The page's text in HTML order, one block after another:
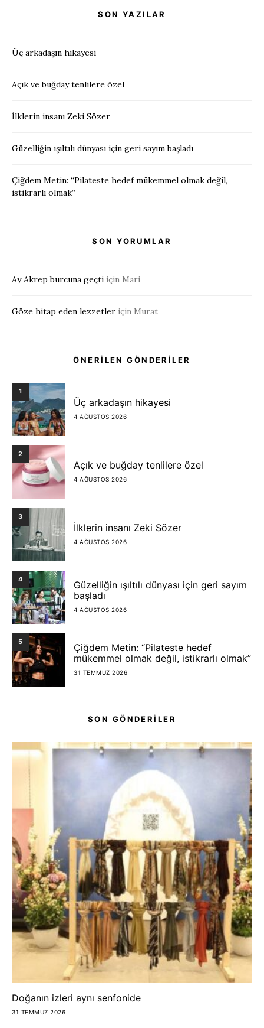
SON YAZILAR
Üç arkadaşın hikayesi
Açık ve buğday tenlilere özel
İlklerin insanı Zeki Sözer
Güzelliğin ışıltılı dünyası için geri sayım başladı
Çiğdem Metin: “Pilateste hedef mükemmel olmak değil,
istikrarlı olmak”
SON YORUMLAR
Ay Akrep burcuna geçti için Mari
Göze hitap eden lezzetler için Murat
ÖNERİLEN GÖNDERİLER
1
Üç arkadaşın hikayesi
4 AĞUSTOS 2026
2
Açık ve buğday tenlilere özel
4 AĞUSTOS 2026
3
İlklerin insanı Zeki Sözer
4 AĞUSTOS 2026
4
Güzelliğin ışıltılı dünyası için geri sayım
başladı
4 AĞUSTOS 2026
5
Çiğdem Metin: “Pilateste hedef
mükemmel olmak değil, istikrarlı olmak”
31 TEMMUZ 2026
SON GÖNDERİLER
Doğanın izleri aynı senfonide
31 TEMMUZ 2026